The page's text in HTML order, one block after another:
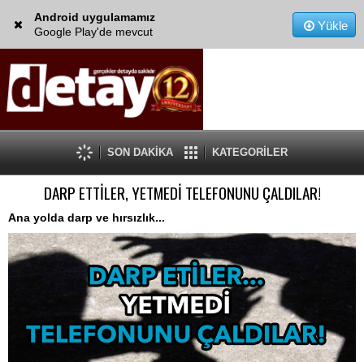
Android uygulamamız
Google Play'de mevcut
Yükle
SON DAKİKA KATEGORİLER
DARP ETTİLER, YETMEDİ TELEFONUNU ÇALDILAR!
Ana yolda darp ve hırsızlık...